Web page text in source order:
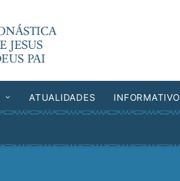
ATUALIDADES INFORMATIVO